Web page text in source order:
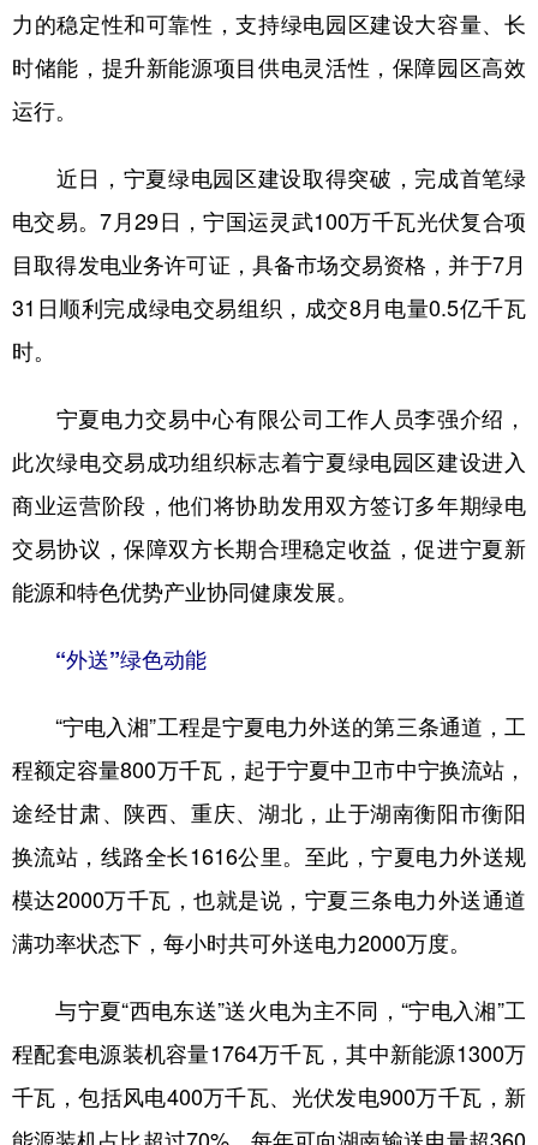
力的稳定性和可靠性，支持绿电园区建设大容量、长
时储能，提升新能源项目供电灵活性，保障园区高效
运行。
近日，宁夏绿电园区建设取得突破，完成首笔绿
电交易。7月29日，宁国运灵武100万千瓦光伏复合项
目取得发电业务许可证，具备市场交易资格，并于7月
31日顺利完成绿电交易组织，成交8月电量0.5亿千瓦
时。
宁夏电力交易中心有限公司工作人员李强介绍，
此次绿电交易成功组织标志着宁夏绿电园区建设进入
商业运营阶段，他们将协助发用双方签订多年期绿电
交易协议，保障双方长期合理稳定收益，促进宁夏新
能源和特色优势产业协同健康发展。
“外送”绿色动能
“宁电入湘”工程是宁夏电力外送的第三条通道，工
程额定容量800万千瓦，起于宁夏中卫市中宁换流站，
途经甘肃、陕西、重庆、湖北，止于湖南衡阳市衡阳
换流站，线路全长1616公里。至此，宁夏电力外送规
模达2000万千瓦，也就是说，宁夏三条电力外送通道
满功率状态下，每小时共可外送电力2000万度。
与宁夏“西电东送”送火电为主不同，“宁电入湘”工
程配套电源装机容量1764万千瓦，其中新能源1300万
千瓦，包括风电400万千瓦、光伏发电900万千瓦，新
能源装机占比超过70%。每年可向湖南输送电量超360